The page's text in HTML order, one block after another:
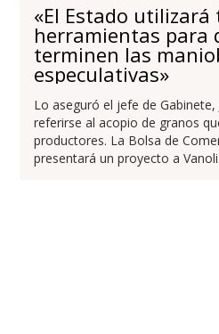
«El Estado utilizará
herramientas para
terminen las
especulativas»
Lo aseguró el jefe de Gabinete,
referirse al acopio de granos
productores. La Bolsa de
presentará un proyecto a Vanoli.